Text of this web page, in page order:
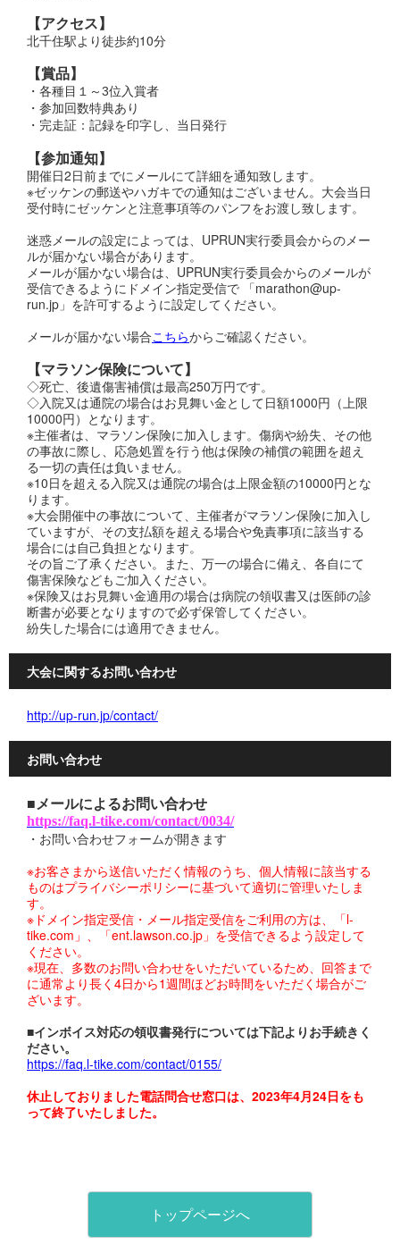
【アクセス】
北千住駅より徒歩約10分
【賞品】
・各種目１～3位入賞者
・参加回数特典あり
・完走証：記録を印字し、当日発行
【参加通知】
開催日2日前までにメールにて詳細を通知致します。
※ゼッケンの郵送やハガキでの通知はございません。大会当日
受付時にゼッケンと注意事項等のパンフをお渡し致します。
迷惑メールの設定によっては、UPRUN実行委員会からのメー
ルが届かない場合があります。
メールが届かない場合は、UPRUN実行委員会からのメールが
受信できるようにドメイン指定受信で 「marathon@up-
run.jp」を許可するように設定してください。
メールが届かない場合こちらからご確認ください。
【マラソン保険について】
◇死亡、後遺傷害補償は最高250万円です。
◇入院又は通院の場合はお見舞い金として日額1000円（上限
10000円）となります。
※主催者は、マラソン保険に加入します。傷病や紛失、その他
の事故に際し、応急処置を行う他は保険の補償の範囲を超え
る一切の責任は負いません。
※10日を超える入院又は通院の場合は上限金額の10000円とな
ります。
※大会開催中の事故について、主催者がマラソン保険に加入し
ていますが、その支払額を超える場合や免責事項に該当する
場合には自己負担となります。
その旨ご了承ください。また、万一の場合に備え、各自にて
傷害保険などもご加入ください。
※保険又はお見舞い金適用の場合は病院の領収書又は医師の診
断書が必要となりますので必ず保管してください。
紛失した場合には適用できません。
大会に関するお問い合わせ
http://up-run.jp/contact/
お問い合わせ
■メールによるお問い合わせ
https://faq.l-tike.com/contact/0034/
・お問い合わせフォームが開きます
※お客さまから送信いただく情報のうち、個人情報に該当する
ものはプライバシーポリシーに基づいて適切に管理いたしま
す。
※ドメイン指定受信・メール指定受信をご利用の方は、「l-
tike.com」、「ent.lawson.co.jp」を受信できるよう設定して
ください。
※現在、多数のお問い合わせをいただいているため、回答まで
に通常より長く4日から1週間ほどお時間をいただく場合がご
ざいます。
■インボイス対応の領収書発行については下記よりお手続きく
ださい。
https://faq.l-tike.com/contact/0155/
休止しておりました電話問合せ窓口は、2023年4月24日をも
って終了いたしました。
トップページへ